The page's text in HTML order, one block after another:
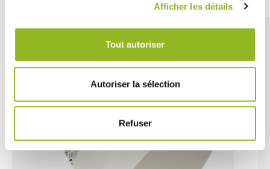
Afficher les détails
Tout autoriser
Autoriser la sélection
Refuser